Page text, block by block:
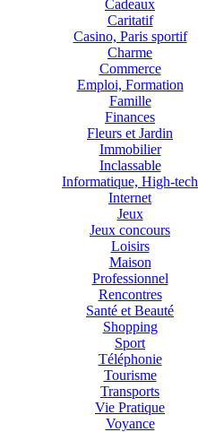
Cadeaux
Caritatif
Casino, Paris sportif
Charme
Commerce
Emploi, Formation
Famille
Finances
Fleurs et Jardin
Immobilier
Inclassable
Informatique, High-tech
Internet
Jeux
Jeux concours
Loisirs
Maison
Professionnel
Rencontres
Santé et Beauté
Shopping
Sport
Téléphonie
Tourisme
Transports
Vie Pratique
Voyance